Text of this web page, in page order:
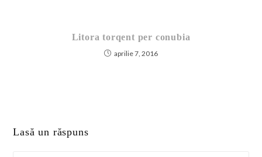
Litora torqent per conubia
aprilie 7, 2016
Lasă un răspuns